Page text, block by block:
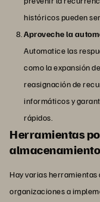
históricos pueden
Aproveche la
Automatice las
como la expansión
reasignación de
informáticos y
rápidos.
Herramientas
almacenamiento
Hay varias herramientas
organizaciones a